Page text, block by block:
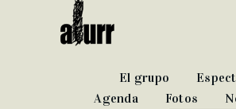
El grupo
Agenda
Fotos